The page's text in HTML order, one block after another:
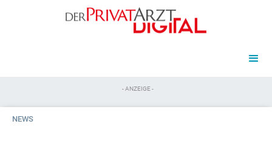
- ANZEIGE -
NEWS